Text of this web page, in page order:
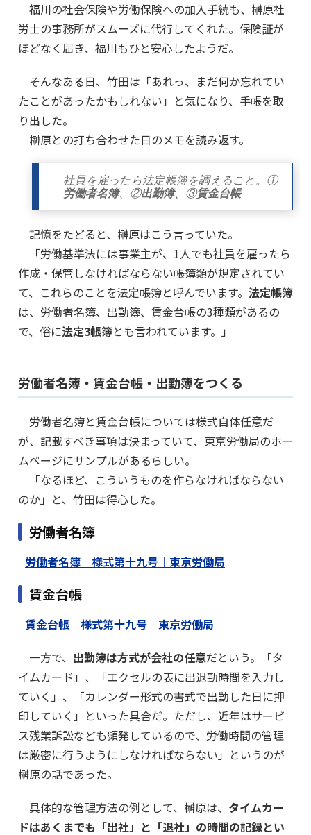
福川の社会保険や労働保険への加入手続も、榊原社
労士の事務所がスムーズに代行してくれた。保険証が
ほどなく届き、福川もひと安心したようだ。
そんなある日、竹田は「あれっ、まだ何か忘れてい
たことがあったかもしれない」と気になり、手帳を取
り出した。
榊原との打ち合わせた日のメモを読み返す。
社員を雇ったら法定帳簿を調えること。①
労働者名簿、②出勤簿、③賃金台帳
記憶をたどると、榊原はこう言っていた。
「労働基準法には事業主が、1人でも社員を雇ったら
作成・保管しなければならない帳簿類が規定されてい
て、これらのことを法定帳簿と呼んでいます。 法定帳簿
は、労働者名簿、出勤簿、賃金台帳の3種類があるの
で、俗に法定3帳簿とも言われています。」
労働者名簿・賃金台帳・出勤簿をつくる
労働者名簿と賃金台帳については様式自体任意だ
が、記載すべき事項は決まっていて、東京労働局のホー
ムページにサンプルがあるらしい。
「なるほど、こういうものを作らなければならない
のか」と、竹田は得心した。
労働者名簿
労働者名簿 様式第十九号｜東京労働局
賃金台帳
賃金台帳 様式第十九号｜東京労働局
一方で、 出勤簿は方式が会社の任意だという。「タ
イムカード」、「エクセルの表に出退勤時間を入力し
ていく」、「カレンダー形式の書式で出勤した日に押
印していく」といった具合だ。ただし、近年はサービ
ス残業訴訟なども頻発しているので、労働時間の管理
は厳密に行うようにしなければならない」というのが
榊原の話であった。
具体的な管理方法の例として、榊原は、 タイムカー
ドはあくまでも「出社」と「退社」の時間の記録とい